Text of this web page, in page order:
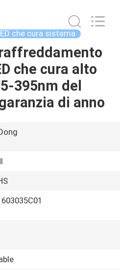
che cura sistema
che cura alto
395nm del
di anno